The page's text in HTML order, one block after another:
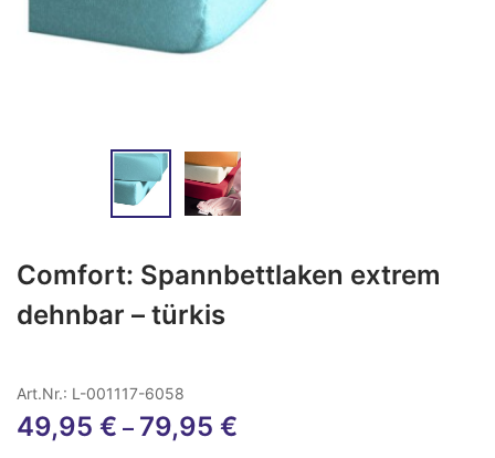
Comfort: Spannbettlaken extrem
dehnbar – türkis
Art.Nr.: L-001117-6058
49,95 € – 79,95 €